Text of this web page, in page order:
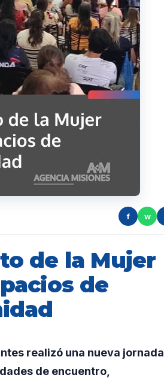
f w
de la Mujer
de
realizó una nueva jornada
de encuentro,